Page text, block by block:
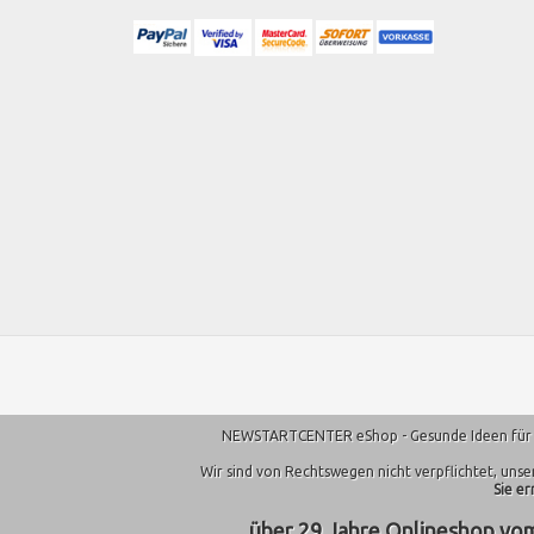
NEWSTARTCENTER eShop - Gesunde Ideen
Wir sind von Rechtswegen nicht verpflichtet,
Sie